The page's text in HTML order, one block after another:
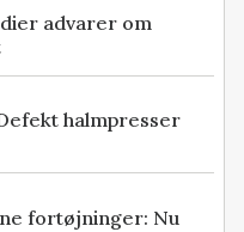
advarer om
halmpresser
fortøjninger: Nu